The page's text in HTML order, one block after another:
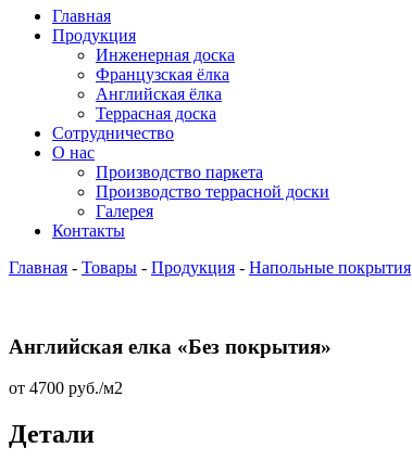
Главная
Продукция
Инженерная доска
Французская ёлка
Английская ёлка
Террасная доска
Сотрудничество
О нас
Производство паркета
Производство террасной доски
Галерея
Контакты
Главная - Товары - Продукция - Напольные покрытия
Английская елка «Без покрытия»
от 4700 руб./м2
Детали